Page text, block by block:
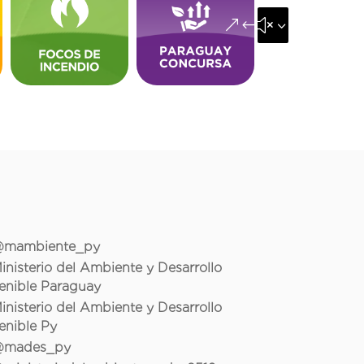
&#x35;
del Ambiente y Desarrollo
Paraguay
del Ambiente y Desarrollo
Py